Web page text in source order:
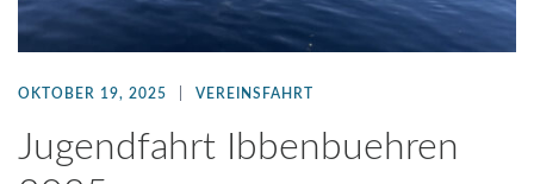
OKTOBER 19, 2025 VEREINSFAHRT
Jugendfahrt Ibbenbuehren